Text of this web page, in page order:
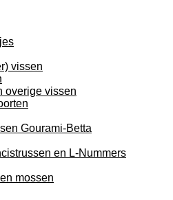
vissen
overige vissen
Gourami-Betta
en L-Nummers
mossen